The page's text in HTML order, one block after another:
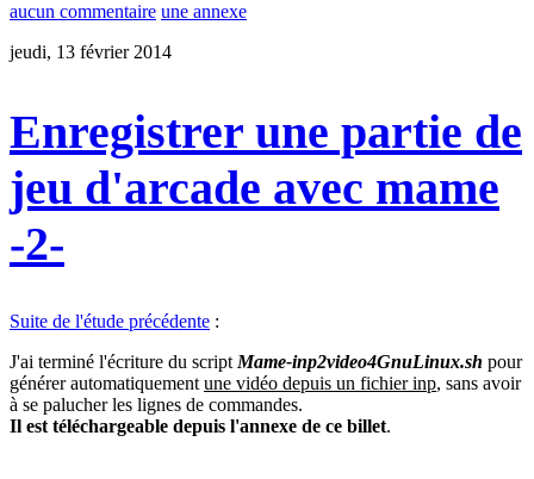
aucun commentaire une annexe
jeudi, 13 février 2014
Enregistrer une partie de
jeu d'arcade avec mame
-2-
Suite de l'étude précédente :
J'ai terminé l'écriture du script Mame-inp2video4GnuLinux.sh pour
générer automatiquement une vidéo depuis un fichier inp, sans avoir
à se palucher les lignes de commandes.
Il est téléchargeable depuis l'annexe de ce billet.